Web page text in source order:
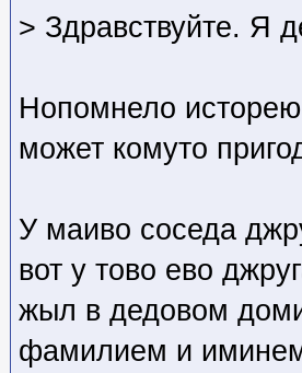
> Здравствуйте. Я
Нопомнело
может комуто
У маиво соседа
вот у тово ево
жыл в дедовом
фамилием и